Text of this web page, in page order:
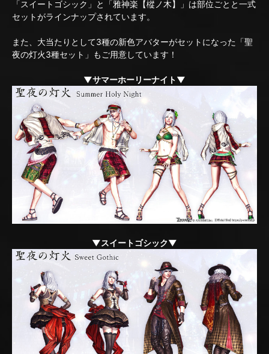
「スイートゴシック」と「雅神楽【樅ノ木】」は部位ごとと一式
セットがラインナップされています。
また、大当たりとして3種の新色アバターがセットになった「聖
夜の灯火3種セット」もご用意しています！
▼サマーホーリーナイト▼
▼スイートゴシック▼